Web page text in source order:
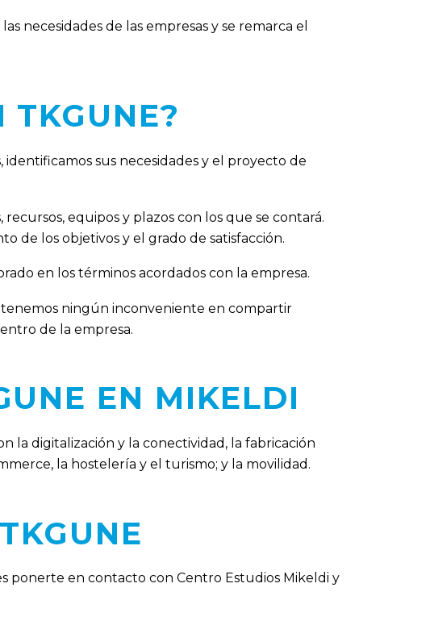
necesidades de las empresas y se remarca el
TKGUNE?
sus necesidades y el proyecto de
equipos y plazos con los que se contará.
de los objetivos y el grado de satisfacción.
en los términos acordados con la empresa.
ningún inconveniente en compartir
de la empresa.
EN MIKELDI
la digitalización y la conectividad, la fabricación
la hostelería y el turismo; y la movilidad.
ponerte en contacto con Centro Estudios Mikeldi y